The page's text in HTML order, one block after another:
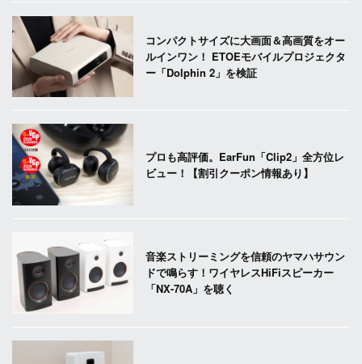
コンパクトサイズに大画面＆高画質をオー
ルインワン！ ETOEモバイルプロジェクタ
ー「Dolphin 2」を検証
プロも高評価。EarFun「Clip2」全方位レ
ビュー！【割引クーポン情報あり】
音楽ストリーミングを信頼のヤマハサウン
ドで鳴らす！ワイヤレスHiFiスピーカー
「NX-70A」を聴く